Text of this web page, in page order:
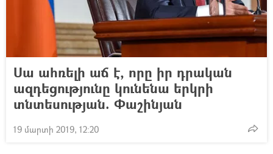
Սա ահռելի աճ է, որը իր դրական
ազդեցությունը կունենա երկրի
տնտեսության. Փաշինյան
19 մարտի 2019, 12:20